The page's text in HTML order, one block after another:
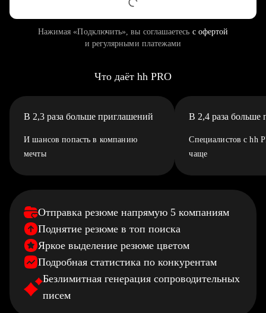
Нажимая «Подключить», вы соглашаетесь с офертой
и регулярными платежами
Что даёт hh PRO
В 2,3 раза больше приглашений
И шансов попасть в компанию
мечты
В 2,4 раза больше
Специалистов с hh
чаще
Отправка резюме напрямую 5 компаниям
Поднятие резюме в топ поиска
Яркое выделение резюме цветом
Подробная статистика по конкурентам
Безлимитная генерация сопроводительных
писем